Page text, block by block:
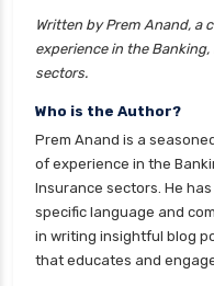
insurance
cignattk health
cignattk health
insurance
cignattk health
assurance health
cignattk health
Written by Prem Anand, a
experience in the
sectors.
Who is the Author?
Prem Anand is a
of experience in the
Insurance sectors. He
specific language and
in writing insightful blog
that educates and